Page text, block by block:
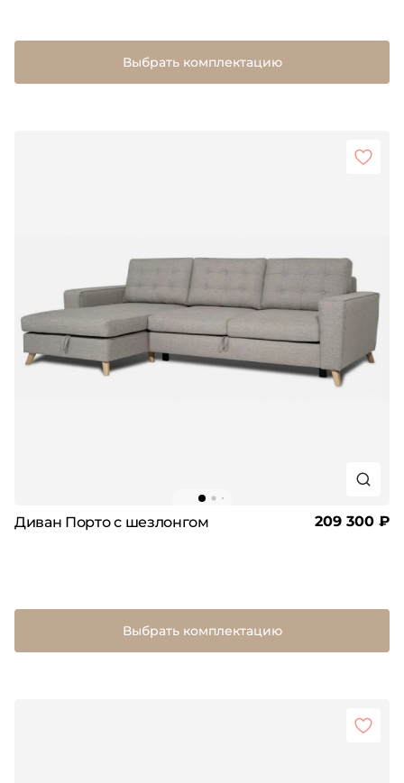
Выбрать комплектацию
Диван Порто с шезлонгом 209 300 ₽
Выбрать комплектацию